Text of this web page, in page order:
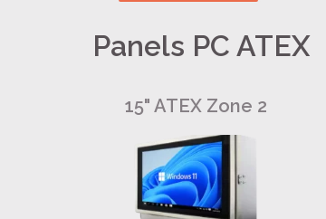
Panels PC ATEX
15" ATEX Zone 2